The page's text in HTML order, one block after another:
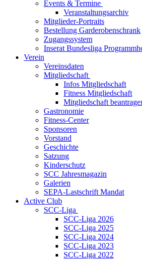
Events & Termine
Veranstaltungsarchiv
Mitglieder-Portraits
Bestellung Garderobenschrank
Zugangssystem
Inserat Bundesliga
Verein
Vereinsdaten
Mitgliedschaft
Infos Mitgliedschaft
Fitness Mitgliedschaft
Mitgliedschaft
Gastronomie
Fitness-Center
Sponsoren
Vorstand
Geschichte
Satzung
Kinderschutz
SCC Jahresmagazin
Galerien
SEPA-Lastschrift Mandat
Active Club
SCC-Liga
SCC-Liga 2026
SCC-Liga 2025
SCC-Liga 2024
SCC-Liga 2023
SCC-Liga 2022